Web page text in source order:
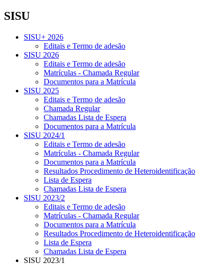
SISU
SISU+ 2026
Editais e Termo de adesão
SISU 2026
Editais e Termo de adesão
Matrículas - Chamada Regular
Documentos para a Matrícula
SISU 2025
Editais e Termo de adesão
Chamada Regular
Chamadas Lista de Espera
Documentos para a Matrícula
SISU 2024/1
Editais e Termo de adesão
Matrículas - Chamada Regular
Documentos para a Matrícula
Resultados Procedimento de Heteroidentificação
Lista de Espera
Chamadas Lista de Espera
SISU 2023/2
Editais e Termo de adesão
Matrículas - Chamada Regular
Documentos para a Matrícula
Resultados Procedimento de Heteroidentificação
Lista de Espera
Chamadas Lista de Espera
SISU 2023/1